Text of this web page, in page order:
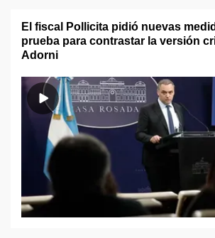
El fiscal Pollicita pidió nuevas
prueba para contrastar la versión
Adorni